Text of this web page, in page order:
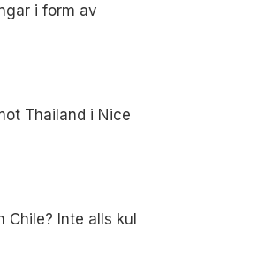
i form av
Thailand i Nice
Inte alls kul